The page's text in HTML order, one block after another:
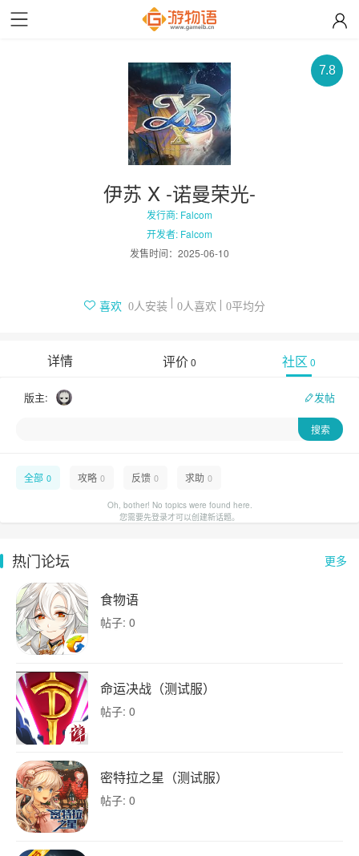
7.8
伊苏 X -诺曼荣光-
发行商: Falcom
开发者: Falcom
发售时间： 2025-06-10
喜欢 0人安装 0人喜欢 0平均分
详情 评价0 社区 0
版主: 发帖
全部 0 攻略 0 反馈 0 求助 0
Oh, bother! No topics were found here.
您需要先登录才可以创建新话题。
更多
热门论坛
食物语
帖子: 0
命运决战（测试服）
帖子: 0
密特拉之星（测试服）
帖子: 0